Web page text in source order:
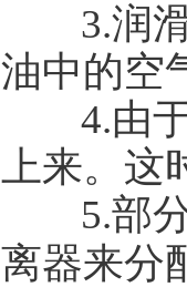
3.润滑
油中的空
4.由于
上来。
5.部分
离器来分